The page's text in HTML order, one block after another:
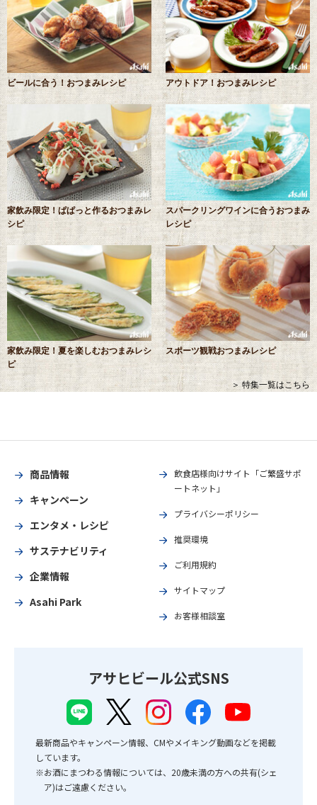
ビールに合う！おつまみレシピ アウトドア！おつまみレシピ
家飲み限定！ぱぱっと作るおつまみレ
シピ
スパークリングワインに合うおつまみ
レシピ
家飲み限定！夏を楽しむおつまみレシ
ピ
スポーツ観戦おつまみレシピ
＞ 特集一覧はこちら
商品情報
キャンペーン
エンタメ・レシピ
サステナビリティ
企業情報
Asahi Park
飲食店様向けサイト「ご繁盛サポ
ートネット」
プライバシーポリシー
推奨環境
ご利用規約
サイトマップ
お客様相談室
アサヒビール公式SNS
最新商品やキャンペーン情報、CMやメイキング動画などを掲載
しています。
※お酒にまつわる情報については、20歳未満の方への共有(シェ
ア)はご遠慮ください。